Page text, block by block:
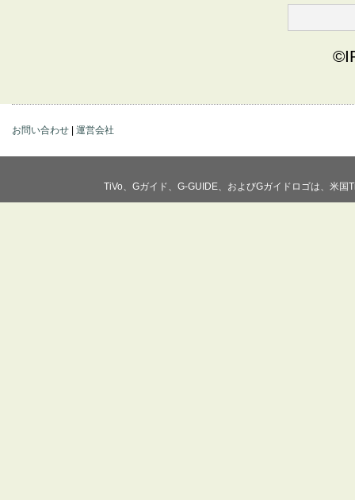
お問い合わせ 運営会社
TiVo、Gガイド、G-GUIDE、およびGガイドロゴは、米